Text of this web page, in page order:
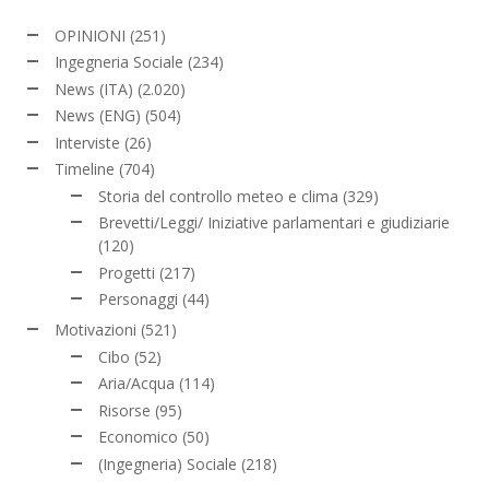
OPINIONI (251)
Ingegneria Sociale (234)
News (ITA) (2.020)
News (ENG) (504)
Interviste (26)
Timeline (704)
Storia del controllo meteo e clima (329)
Brevetti/Leggi/ Iniziative parlamentari e giudiziarie
(120)
Progetti (217)
Personaggi (44)
Motivazioni (521)
Cibo (52)
Aria/Acqua (114)
Risorse (95)
Economico (50)
(Ingegneria) Sociale (218)